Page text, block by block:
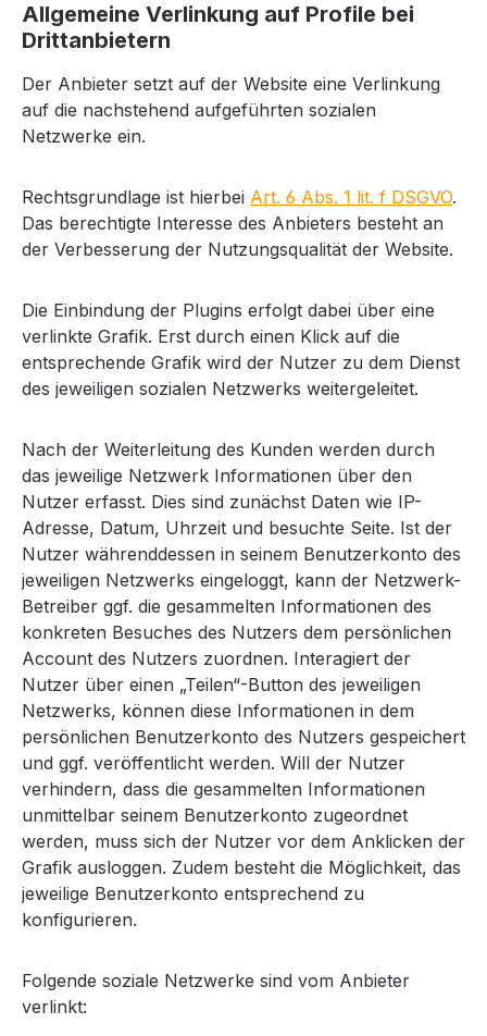
Allgemeine Verlinkung auf Profile bei
Drittanbietern
Der Anbieter setzt auf der Website eine Verlinkung
auf die nachstehend aufgeführten sozialen
Netzwerke ein.
Rechtsgrundlage ist hierbei Art. 6 Abs. 1 lit. f DSGVO.
Das berechtigte Interesse des Anbieters besteht an
der Verbesserung der Nutzungsqualität der Website.
Die Einbindung der Plugins erfolgt dabei über eine
verlinkte Grafik. Erst durch einen Klick auf die
entsprechende Grafik wird der Nutzer zu dem Dienst
des jeweiligen sozialen Netzwerks weitergeleitet.
Nach der Weiterleitung des Kunden werden durch
das jeweilige Netzwerk Informationen über den
Nutzer erfasst. Dies sind zunächst Daten wie IP-
Adresse, Datum, Uhrzeit und besuchte Seite. Ist der
Nutzer währenddessen in seinem Benutzerkonto des
jeweiligen Netzwerks eingeloggt, kann der Netzwerk-
Betreiber ggf. die gesammelten Informationen des
konkreten Besuches des Nutzers dem persönlichen
Account des Nutzers zuordnen. Interagiert der
Nutzer über einen „Teilen“-Button des jeweiligen
Netzwerks, können diese Informationen in dem
persönlichen Benutzerkonto des Nutzers gespeichert
und ggf. veröffentlicht werden. Will der Nutzer
verhindern, dass die gesammelten Informationen
unmittelbar seinem Benutzerkonto zugeordnet
werden, muss sich der Nutzer vor dem Anklicken der
Grafik ausloggen. Zudem besteht die Möglichkeit, das
jeweilige Benutzerkonto entsprechend zu
konfigurieren.
Folgende soziale Netzwerke sind vom Anbieter
verlinkt: